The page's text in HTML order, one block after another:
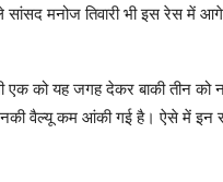
सांसद मनोज तिवारी भी इस रेस में
को यह जगह देकर बाकी तीन को
वैल्यू कम आंकी गई है। ऐसे में इन